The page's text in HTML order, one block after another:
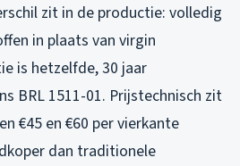
zit in de productie: volledig
in plaats van virgin
is hetzelfde, 30 jaar
BRL 1511-01. Prijstechnisch zit
€45 en €60 per vierkante
dan traditionele